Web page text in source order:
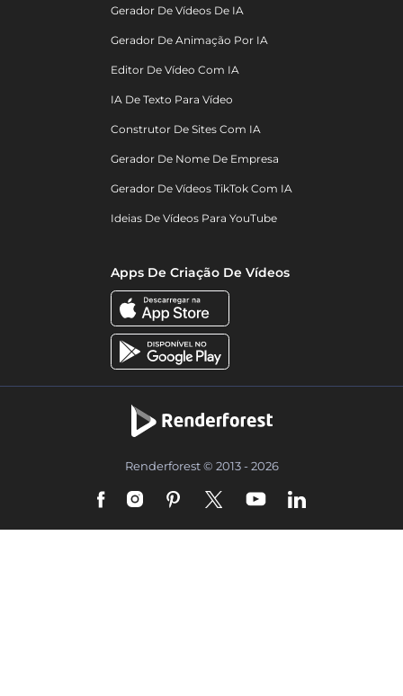
Gerador De Vídeos De IA
Gerador De Animação Por IA
Editor De Vídeo Com IA
IA De Texto Para Vídeo
Construtor De Sites Com IA
Gerador De Nome De Empresa
Gerador De Vídeos TikTok Com IA
Ideias De Vídeos Para YouTube
Apps De Criação De Vídeos
Renderforest © 2013 - 2026